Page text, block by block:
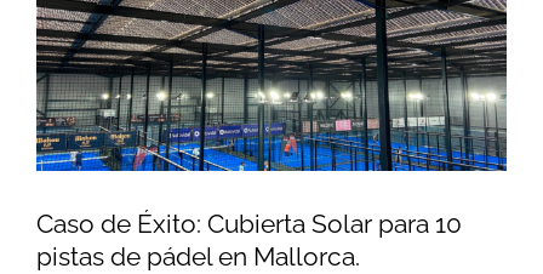
Caso de Éxito: Cubierta Solar para 10
pistas de pádel en Mallorca.